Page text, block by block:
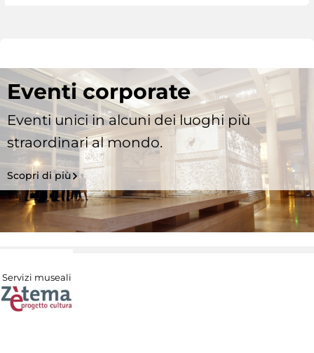
Eventi corporate
Eventi unici in alcuni dei luoghi più
straordinari al mondo.
Scopri di più
Servizi museali